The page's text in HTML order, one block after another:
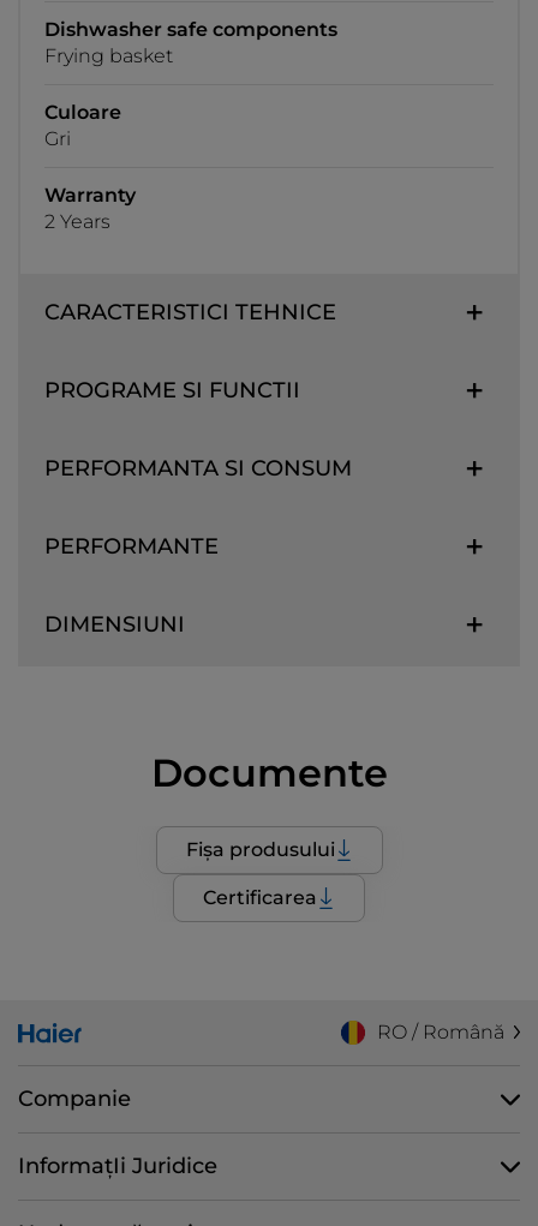
Dishwasher safe components
Frying basket
Culoare
Gri
Warranty
2 Years
CARACTERISTICI TEHNICE
PROGRAME SI FUNCTII
PERFORMANTA SI CONSUM
PERFORMANTE
DIMENSIUNI
Documente
Fișa produsului
Certificarea
RO / Română
Companie
InformațIi Juridice